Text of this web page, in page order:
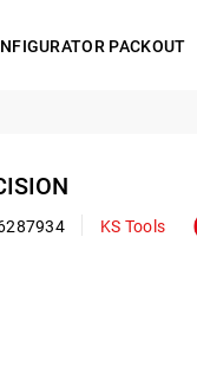
PACKOUT
KS Tools